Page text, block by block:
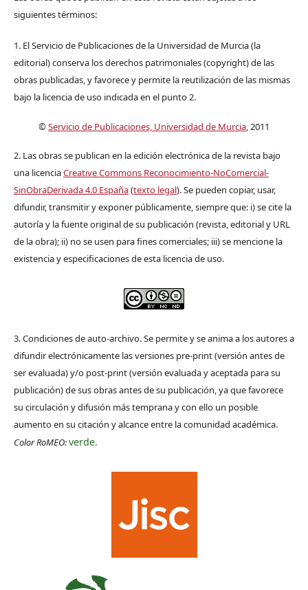
siguientes términos:
1. El Servicio de Publicaciones de la Universidad de Murcia (la
editorial) conserva los derechos patrimoniales (copyright) de las
obras publicadas, y favorece y permite la reutilización de las mismas
bajo la licencia de uso indicada en el punto 2.
©Servicio de Publicaciones, Universidad de Murcia, 2011
2. Las obras se publican en la edición electrónica de la revista bajo
una licenciaCreative Commons Reconocimiento-NoComercial-
SinObraDerivada 4.0 España(texto legal). Se pueden copiar, usar,
difundir, transmitir y exponer públicamente, siempre que: i) se cite la
autoría y la fuente original de su publicación (revista, editorial y URL
de la obra); ii) no se usen para fines comerciales; iii) se mencione la
existencia y especificaciones de esta licencia de uso.
3. Condiciones de auto-archivo. Se permite y se anima a los autores a
difundir electrónicamente las versiones pre-print (versión antes de
ser evaluada) y/o post-print (versión evaluada y aceptada para su
publicación) de sus obras antes de su publicación, ya que favorece
su circulación y difusión más temprana y con ello un posible
aumento en su citación y alcance entre la comunidad académica.
Color RoMEO:verde.